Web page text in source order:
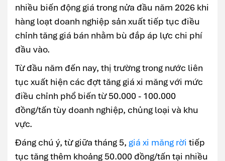
nhiều biến động giá trong nửa đầu năm 2026 khi
hàng loạt doanh nghiệp sản xuất tiếp tục điều
chỉnh tăng giá bán nhằm bù đắp áp lực chi phí
đầu vào.
Từ đầu năm đến nay, thị trường trong nước liên
tục xuất hiện các đợt tăng giá xi măng với mức
điều chỉnh phổ biến từ 50.000 - 100.000
đồng/tấn tùy doanh nghiệp, chủng loại và khu
vực.
Đáng chú ý, từ giữa tháng 5, giá xi măng rời tiếp
tục tăng thêm khoảng 50.000 đồng/tấn tại nhiều